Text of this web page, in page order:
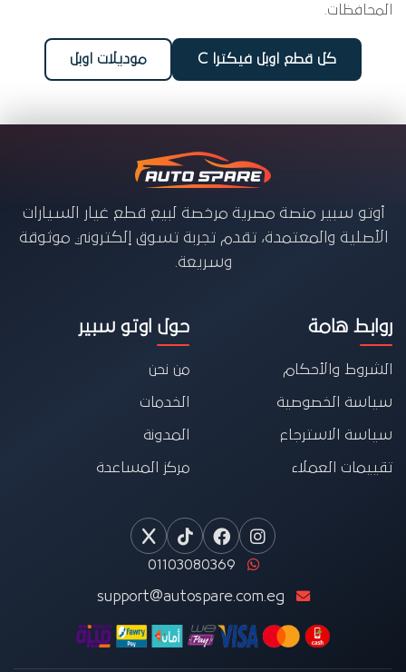
المحافظات.
كل قطع اوبل فيكترا C موديلات اوبل
أوتو سبير منصة مصرية مرخصة لبيع قطع غيار السيارات
الأصلية والمعتمدة، تقدم تجربة تسوق إلكتروني موثوقة
وسريعة.
روابط هامة
الشروط والأحكام
سياسة الخصوصية
سياسة الاسترجاع
تقييمات العملاء
حول اوتو سبير
من نحن
الخدمات
المدونة
مركز المساعدة